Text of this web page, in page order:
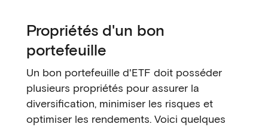
Propriétés d'un bon
portefeuille
Un bon portefeuille d'ETF doit posséder
plusieurs propriétés pour assurer la
diversification, minimiser les risques et
optimiser les rendements. Voici quelques